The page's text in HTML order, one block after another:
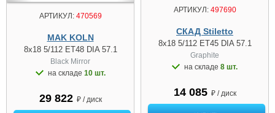
АРТИКУЛ:470569
MAK KOLN
8x18 5/112 ET48 DIA 57.1
Black Mirror
на складе 10 шт.
29 822 ₽ / диск
АРТИКУЛ:497690
СКАД Stiletto
8x18 5/112 ET45 DIA 57.1
Graphite
на складе 8 шт.
14 085 ₽ / диск